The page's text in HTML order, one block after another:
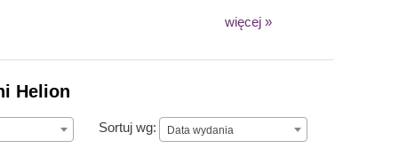
więcej »
Helion
Sortuj wg: Data wydania
Data wydania